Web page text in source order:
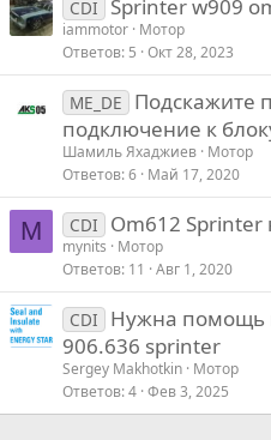
CDI Sprinter w909
iammotor Мотор
Ответов 5 Окт 28, 2023
ME_DE
Подскажите
подключение к
Шамиль Яхаджиев Мотор
Ответов 6 Май 17, 2020
M CDI Om612 Sprinter
mynits
Мотор
Ответов 11 Авг 1, 2020
CDI
Нужна помощь
906.636 sprinter
Sergey Makhotkin Мотор
Ответов 4 Фев 3, 2025